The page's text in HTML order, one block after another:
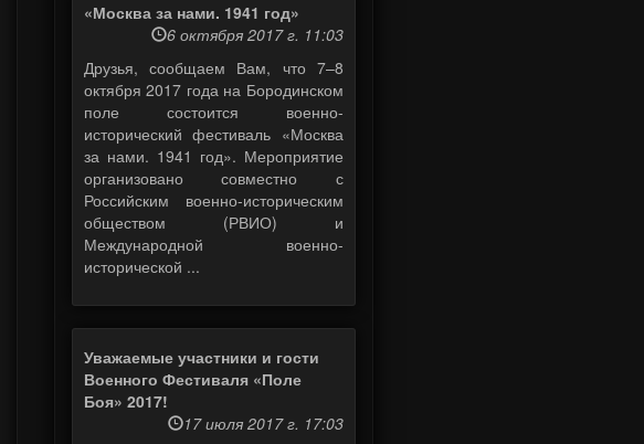
«Москва за нами. 1941 год»
6 октября 2017 г. 11:03
Друзья, сообщаем Вам, что 7–8
октября 2017 года на Бородинском
поле состоится военно-
исторический фестиваль «Москва
за нами. 1941 год». Мероприятие
организовано совместно с
Российским военно-историческим
обществом (РВИО) и
Международной военно-
исторической ...
Уважаемые участники и гости
Военного Фестиваля «Поле
Боя» 2017!
17 июля 2017 г. 17:03